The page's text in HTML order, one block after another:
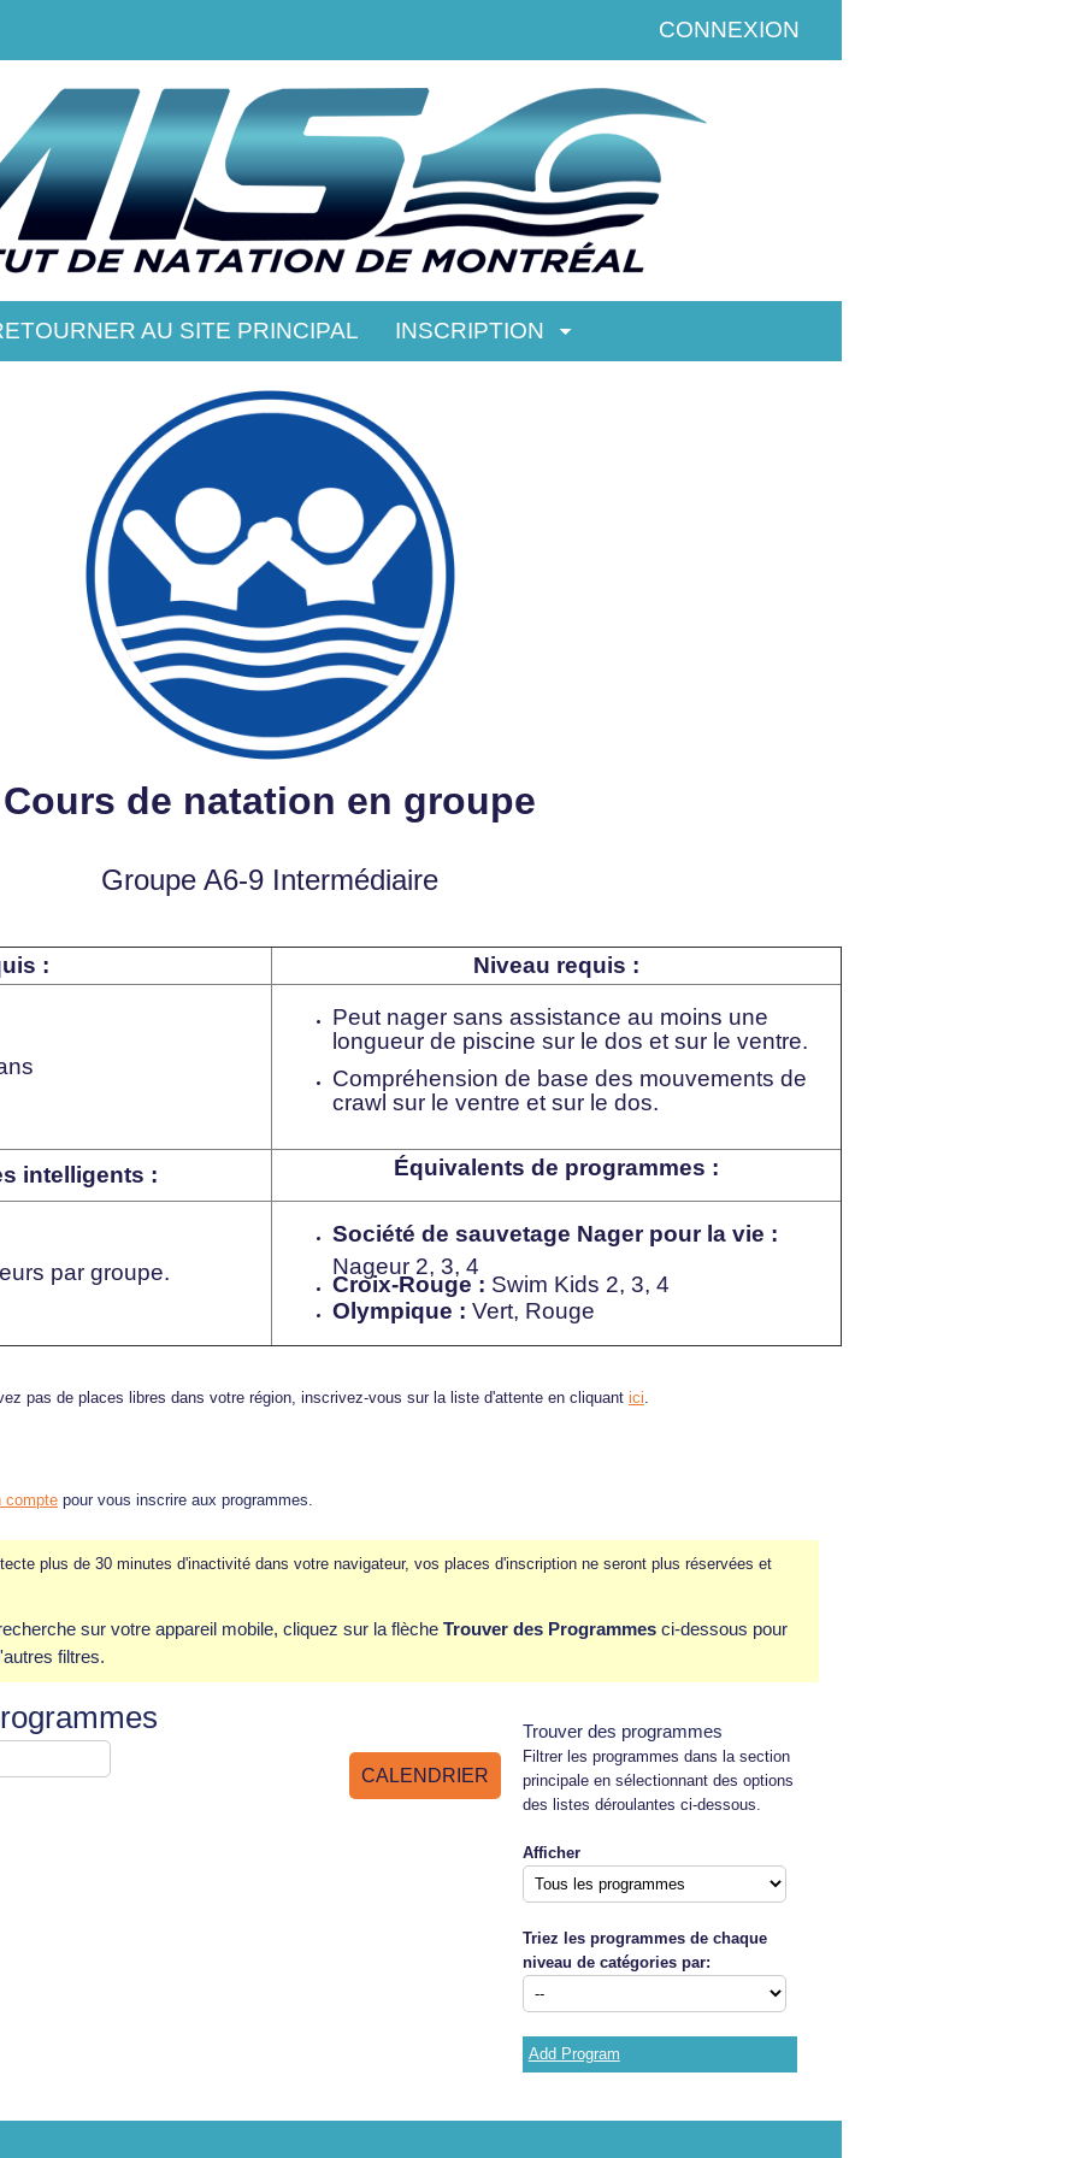
CONNEXION
AU SITE PRINCIPAL INSCRIPTION
Cours de natation en groupe
Groupe A6-9 Intermédiaire
: Niveau requis :
Peut nager sans assistance au moins une
longueur de piscine sur le dos et sur le ventre.
Compréhension de base des mouvements de
crawl sur le ventre et sur le dos.
intelligents : Équivalents de programmes :
par groupe.
Société de sauvetage Nager pour la vie :
Nageur 2, 3, 4
Croix-Rouge : Swim Kids 2, 3, 4
Olympique : Vert, Rouge
pas de places libres dans votre région, inscrivez-vous sur la liste d'attente en cliquant ici
compte pour vous inscrire aux programmes.
plus de 30 minutes d'inactivité dans votre navigateur, vos places d'inscription ne seront plus réservées et
sur votre appareil mobile, cliquez sur la flèche Trouver des Programmes ci-dessous pour
filtres.
Trouver des programmes
Filtrer les programmes dans la section
principale en sélectionnant des options
des listes déroulantes ci-dessous.
Afficher
Triez les programmes de chaque
niveau de catégories par:
Add Program
CALENDRIER